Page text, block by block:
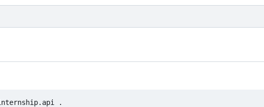
.